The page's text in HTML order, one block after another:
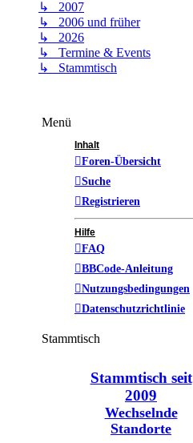
↳ 2007
↳ 2006 und früher
↳ 2026
↳ Termine & Events
↳ Stammtisch
Menü
Inhalt
Foren-Übersicht
Suche
Registrieren
Hilfe
FAQ
BBCode-Anleitung
Nutzungsbedingungen
Datenschutzrichtlinie
Stammtisch
Stammtisch seit
2009
Wechselnde
Standorte